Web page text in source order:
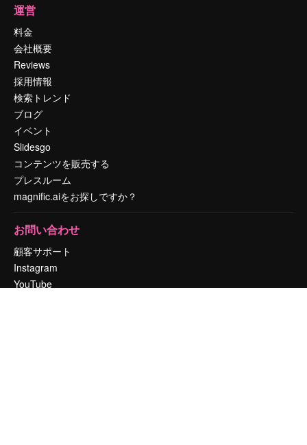
運営
料金
会社概要
Reviews
採用情報
検索トレンド
ブログ
イベント
Slidesgo
コンテンツを販売する
プレスルーム
magnific.aiをお探しですか？
お問い合わせ
顧客サポート
Instagram
YouTube